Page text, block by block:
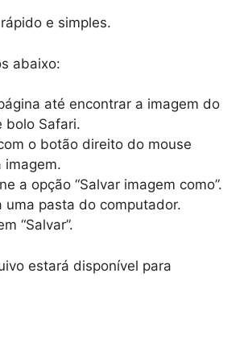
e simples.
abaixo:
até encontrar a imagem do
bolo Safari.
o botão direito do mouse
imagem.
a opção “Salvar imagem como”.
uma pasta do computador.
“Salvar”.
estará disponível para